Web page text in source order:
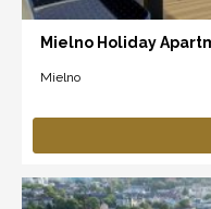
Mielno Holiday
Mielno